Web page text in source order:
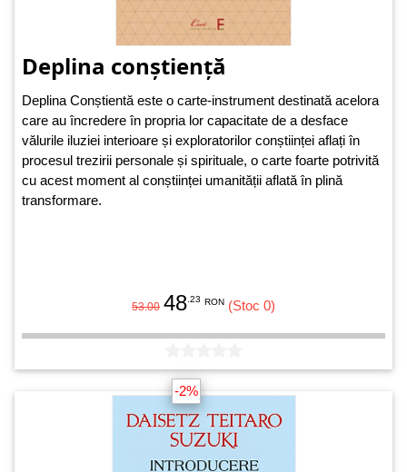
Deplina conștiență
Deplina Conștientă este o carte-instrument destinată acelora
care au încredere în propria lor capacitate de a desface
vălurile iluziei interioare și exploratorilor conștiinței aflați în
procesul trezirii personale și spirituale, o carte foarte potrivită
cu acest moment al conștiinței umanității aflată în plină
transformare.
53.00 48 .23 RON (Stoc 0)
-2%